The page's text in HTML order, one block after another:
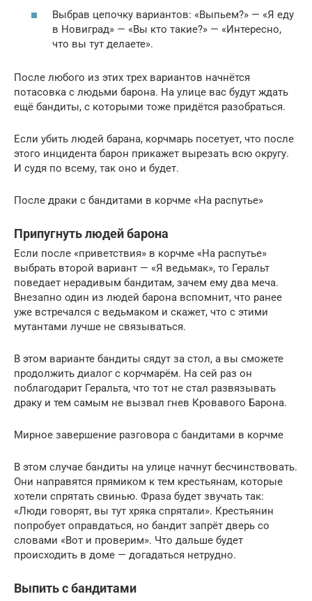
Выбрав цепочку вариантов: «Выпьем?» — «Я еду
в Новиград» — «Вы кто такие?» — «Интересно,
что вы тут делаете».
После любого из этих трех вариантов начнётся
потасовка с людьми барона. На улице вас будут ждать
ещё бандиты, с которыми тоже придётся разобраться.
Если убить людей барана, корчмарь посетует, что после
этого инцидента барон прикажет вырезать всю округу.
И судя по всему, так оно и будет.
После драки с бандитами в корчме «На распутье»
Припугнуть людей барона
Если после «приветствия» в корчме «На распутье»
выбрать второй вариант — «Я ведьмак», то Геральт
поведает нерадивым бандитам, зачем ему два меча.
Внезапно один из людей барона вспомнит, что ранее
уже встречался с ведьмаком и скажет, что с этими
мутантами лучше не связываться.
В этом варианте бандиты сядут за стол, а вы сможете
продолжить диалог с корчмарём. На сей раз он
поблагодарит Геральта, что тот не стал развязывать
драку и тем самым не вызвал гнев Кровавого Барона.
Мирное завершение разговора с бандитами в корчме
В этом случае бандиты на улице начнут бесчинствовать.
Они направятся прямиком к тем крестьянам, которые
хотели спрятать свинью. Фраза будет звучать так:
«Люди говорят, вы тут хряка спрятали». Крестьянин
попробует оправдаться, но бандит запрёт дверь со
словами «Вот и проверим». Что дальше будет
происходить в доме — догадаться нетрудно.
Выпить с бандитами